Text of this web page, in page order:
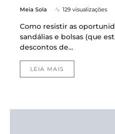
Meia Sola 129 visualizações
Como resistir as
sandálias e bolsas (que
descontos de…
LEIA MAIS